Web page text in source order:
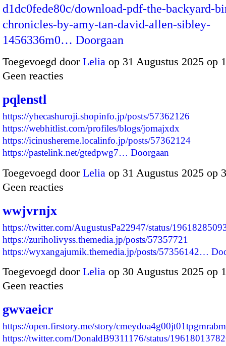
d1dc0fede80c/download-pdf-the-backyard-
chronicles-by-amy-tan-david-allen-sibley-
1456336m0… Doorgaan
Toegevoegd door Lelia op 31 Augustus 2025 op
Geen reacties
pqlenstl
https://yhecashuroji.shopinfo.jp/posts/57362126
https://webhitlist.com/profiles/blogs/jomajxdx
https://icinushereme.localinfo.jp/posts/57362124
https://pastelink.net/gtedpwg7… Doorgaan
Toegevoegd door Lelia op 31 Augustus 2025 op
Geen reacties
wwjvrnjx
https://twitter.com/AugustusPa22947/status/
https://zuriholivyss.themedia.jp/posts/57357721
https://wyxangajumik.themedia.jp/posts/57356142…
Toegevoegd door Lelia op 30 Augustus 2025 op
Geen reacties
gwvaeicr
https://open.firstory.me/story/
https://twitter.com/DonaldB9311176/status/